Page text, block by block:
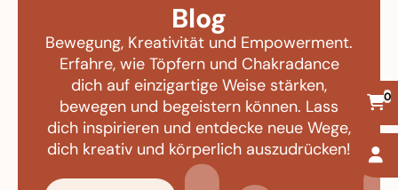
0
Blog
Bewegung, Kreativität und Empowerment.
Erfahre, wie Töpfern und Chakradance
dich auf einzigartige Weise stärken,
bewegen und begeistern können. Lass
dich inspirieren und entdecke neue Wege,
dich kreativ und körperlich auszudrücken!